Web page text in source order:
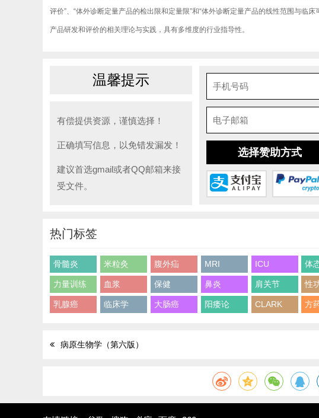
评价”、“体外诊断定量产品的检出限和定量限”和“体外诊断定量产品的线性范围与临
产品研发和评价的相关理论与实践，具有多维度的行业指导性。
温馨提示
有偿提供资源，谨慎选择！
正确填写信息，以免错发漏发！
建议首选gmail或者QQ邮箱来接
受文件。
选择赞助方式
热门标签
骨髓炎 米粒灸 腹外疝 MRI ICU 体
力量训练 血浆 保健 鼻炎 肩关节 性
乳腺癌 临床学 大肠癌 阳痿论 CLARK 方
病原生物学（第六版）